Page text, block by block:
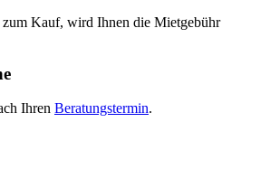
zum Kauf, wird Ihnen die Mietgebühr
Ihren Beratungstermin.